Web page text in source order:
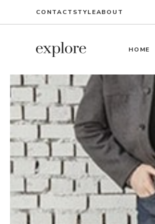
CONTACT STYLEABOUT
HOME